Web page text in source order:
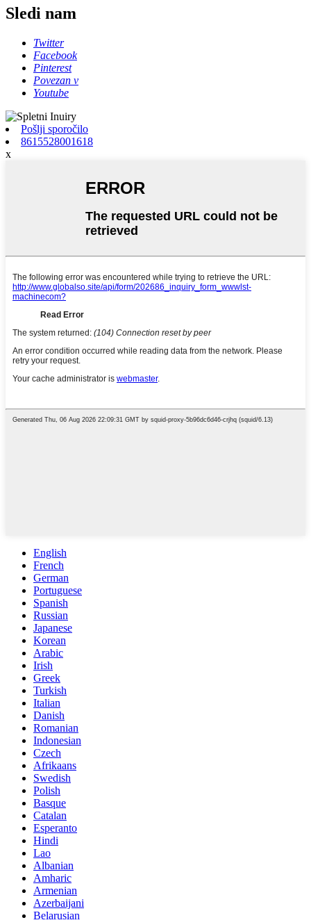
Sledi nam
Twitter
Facebook
Pinterest
Povezan v
Youtube
Pošlji sporočilo
8615528001618
x
English
French
German
Portuguese
Spanish
Russian
Japanese
Korean
Arabic
Irish
Greek
Turkish
Italian
Danish
Romanian
Indonesian
Czech
Afrikaans
Swedish
Polish
Basque
Catalan
Esperanto
Hindi
Lao
Albanian
Amharic
Armenian
Azerbaijani
Belarusian